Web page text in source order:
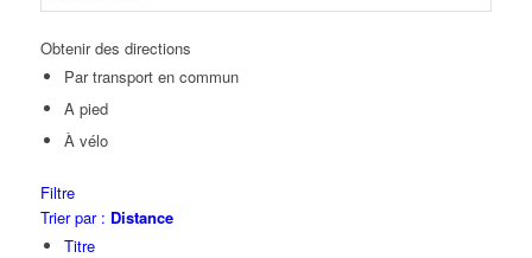
Obtenir des directions
Par transport en commun
A pied
À vélo
Filtre
Trier par : Distance
Titre